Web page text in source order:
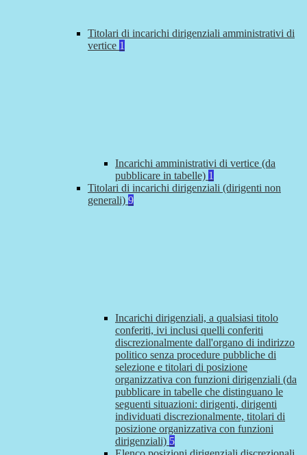
Titolari di incarichi dirigenziali amministrativi di
vertice 1
Incarichi amministrativi di vertice (da
pubblicare in tabelle) 1
Titolari di incarichi dirigenziali (dirigenti non
generali) 9
Incarichi dirigenziali, a qualsiasi titolo
conferiti, ivi inclusi quelli conferiti
discrezionalmente dall'organo di indirizzo
politico senza procedure pubbliche di
selezione e titolari di posizione
organizzativa con funzioni dirigenziali (da
pubblicare in tabelle che distinguano le
seguenti situazioni: dirigenti, dirigenti
individuati discrezionalmente, titolari di
posizione organizzativa con funzioni
dirigenziali) 5